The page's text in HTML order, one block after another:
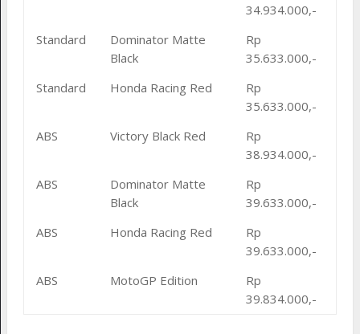
34.934.000,-
Standard
Dominator Matte
Black
Rp
35.633.000,-
Standard
Honda Racing Red
Rp
35.633.000,-
ABS
Victory Black Red
Rp
38.934.000,-
ABS
Dominator Matte
Black
Rp
39.633.000,-
ABS
Honda Racing Red
Rp
39.633.000,-
ABS
MotoGP Edition
Rp
39.834.000,-